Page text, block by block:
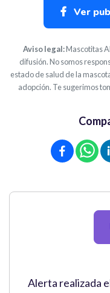
Ver
Aviso legal:Mascotitas
difusión. No somos
estado de salud de la
adopción. Te sugerimos
Alerta realizada